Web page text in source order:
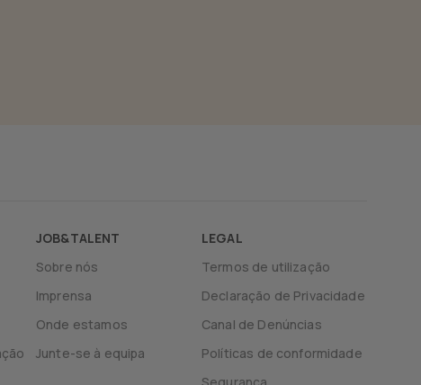
JOB&TALENT
Sobre nós
Imprensa
Onde estamos
Junte-se à equipa
LEGAL
Termos de utilização
Declaração de Privacidade
Canal de Denúncias
Políticas de conformidade